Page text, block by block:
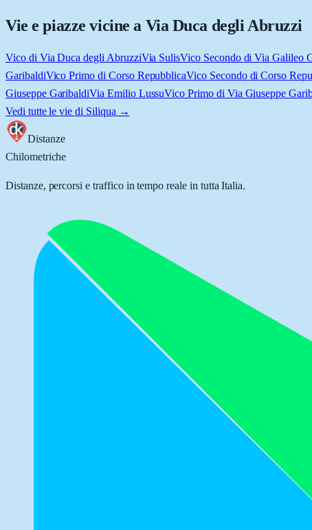
Vie e piazze vicine a Via Duca degli Abruzzi
Vico di Via Duca degli AbruzziVia SulisVico Secondo di Via Galileo
GaribaldiVico Primo di Corso RepubblicaVico Secondo di Corso
Giuseppe GaribaldiVia Emilio LussuVico Primo di Via Giuseppe
Vedi tutte le vie di Siliqua →
Distanze
Chilometriche
Distanze, percorsi e traffico in tempo reale in tutta Italia.